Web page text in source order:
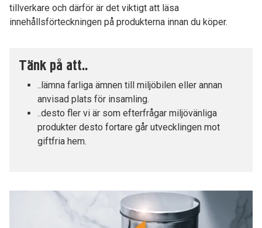
tillverkare och därför är det viktigt att läsa
innehållsförteckningen på produkterna innan du köper.
Tänk på att..
..lämna farliga ämnen till miljöbilen eller annan
anvisad plats för insamling.
..desto fler vi är som efterfrågar miljövänliga
produkter desto fortare går utvecklingen mot
giftfria hem.